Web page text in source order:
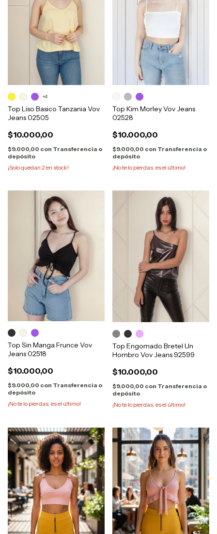
Top Liso Basico Tanzania Vov
Jeans 02505
$10.000,00
$9.000,00 con Transferencia o
depósito
¡Solo quedan 2 en stock!
+4
Top Kim Morley Vov Jeans
02528
$10.000,00
$9.000,00 con Transferencia o
depósito
¡No te lo pierdas, es el último!
Top Sin Manga Frunce Vov
Jeans 02518
$10.000,00
$9.000,00 con Transferencia o
depósito
¡No te lo pierdas, es el último!
Top Engomado Bretel Un
Hombro Vov Jeans 92599
$10.000,00
$9.000,00 con Transferencia o
depósito
¡No te lo pierdas, es el último!